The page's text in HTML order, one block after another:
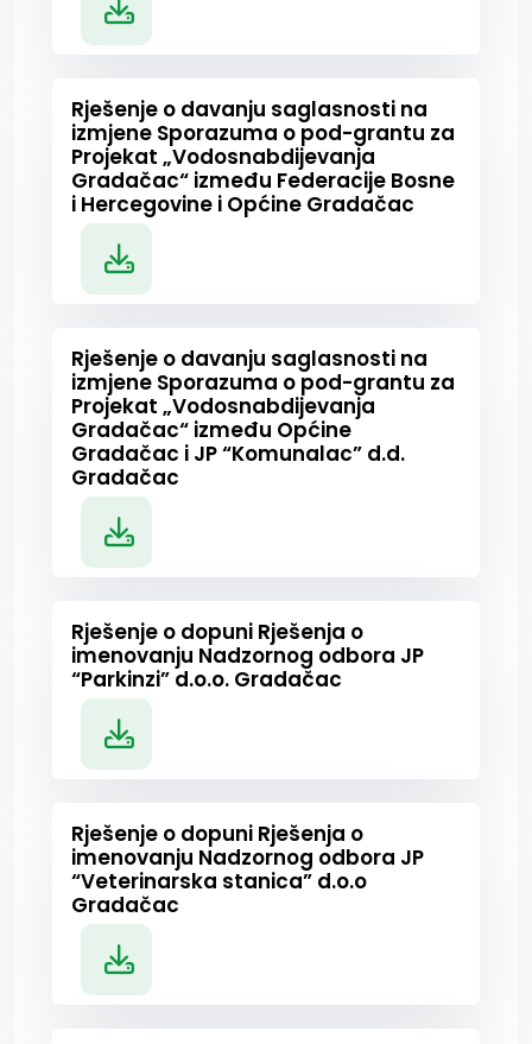
Rješenje o davanju saglasnosti na
izmjene Sporazuma o pod-grantu za
Projekat „Vodosnabdijevanja
Gradačac“ između Federacije Bosne
i Hercegovine i Općine Gradačac
Rješenje o davanju saglasnosti na
izmjene Sporazuma o pod-grantu za
Projekat „Vodosnabdijevanja
Gradačac“ između Općine
Gradačac i JP “Komunalac” d.d.
Gradačac
Rješenje o dopuni Rješenja o
imenovanju Nadzornog odbora JP
“Parkinzi” d.o.o. Gradačac
Rješenje o dopuni Rješenja o
imenovanju Nadzornog odbora JP
“Veterinarska stanica” d.o.o
Gradačac